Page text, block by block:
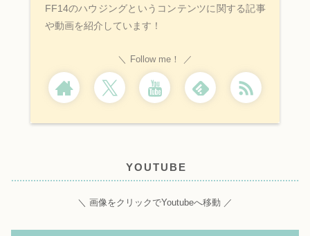
FF14のハウジングというコンテンツに関する記事
や動画を紹介しています！
Follow me！
YOUTUBE
＼ 画像をクリックでYoutubeへ移動 ／